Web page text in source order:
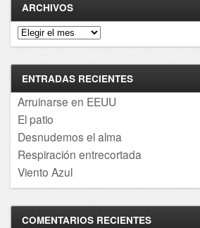
ARCHIVOS
Archivos
ENTRADAS RECIENTES
Arruinarse en EEUU
El patio
Desnudemos el alma
Respiración entrecortada
Viento Azul
COMENTARIOS RECIENTES